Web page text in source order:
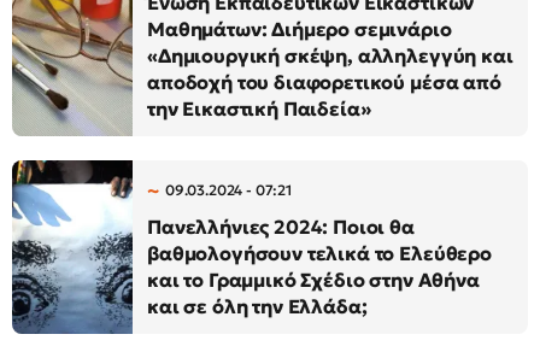
Μαθημάτων: Διήμερο σεμινάριο
«Δημιουργική σκέψη, αλληλεγγύη και
αποδοχή του διαφορετικού μέσα από
την Εικαστική Παιδεία»
09.03.2024 - 07:21
Πανελλήνιες 2024: Ποιοι θα
βαθμολογήσουν τελικά το Ελεύθερο
και το Γραμμικό Σχέδιο στην Αθήνα
και σε όλη την Ελλάδα;